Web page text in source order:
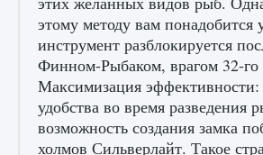
этому методу вам понадобится
инструмент разблокируется
Финном-Рыбаком, врагом 32-го
Максимизация эффективности:
удобства во время разведения
возможность создания замка
холмов Сильверлайт. Такое